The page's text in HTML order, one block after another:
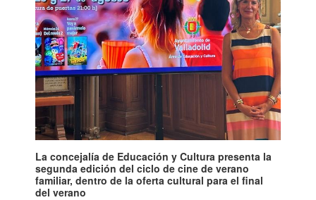
La concejalía de Educación y Cultura presenta la
segunda edición del ciclo de cine de verano
familiar, dentro de la oferta cultural para el final
del verano